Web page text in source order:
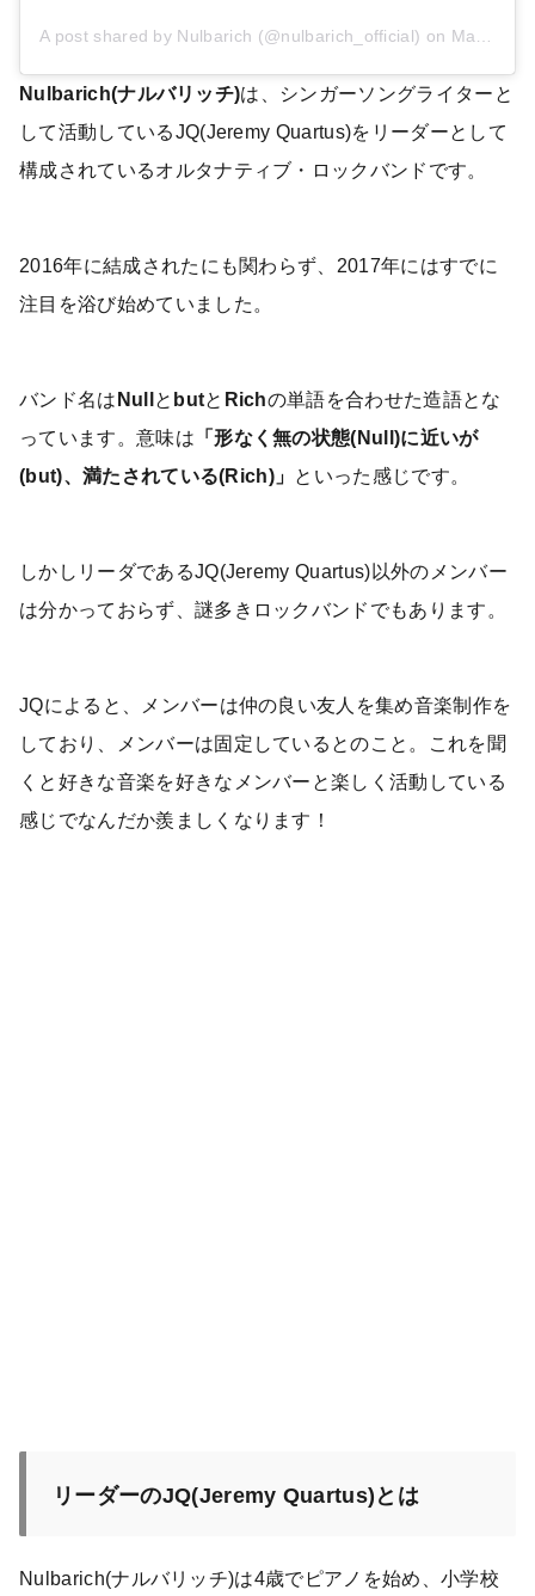
A post shared by Nulbarich (@nulbarich_official) on Mar 7, 2019 at 5:02am PST
Nulbarich(ナルバリッチ)は、シンガーソングライターと
して活動しているJQ(Jeremy Quartus)をリーダーとして
構成されているオルタナティブ・ロックバンドです。
2016年に結成されたにも関わらず、2017年にはすでに
注目を浴び始めていました。
バンド名は Null と butと Richの単語を合わせた造語とな
っています。意味は 「形なく無の状態(Null)に近いが
(but)、満たされている(Rich)」 といった感じです。
しかしリーダであるJQ(Jeremy Quartus)以外のメンバー
は分かっておらず、謎多きロックバンドでもあります。
JQによると、メンバーは仲の良い友人を集め音楽制作を
しており、メンバーは固定しているとのこと。これを聞
くと好きな音楽を好きなメンバーと楽しく活動している
感じでなんだか羨ましくなります！
リーダーのJQ(Jeremy Quartus)とは
Nulbarich(ナルバリッチ)は4歳でピアノを始め、小学校